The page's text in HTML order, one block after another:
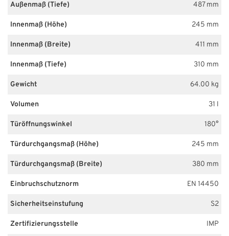
Außenmaß (Tiefe) 487 mm
Innenmaß (Höhe) 245 mm
Innenmaß (Breite) 411 mm
Innenmaß (Tiefe) 310 mm
Gewicht 64.00 kg
Volumen 31 l
Türöffnungswinkel 180°
Türdurchgangsmaß (Höhe) 245 mm
Türdurchgangsmaß (Breite) 380 mm
Einbruchschutznorm EN 14450
Sicherheitseinstufung S2
Zertifizierungsstelle IMP